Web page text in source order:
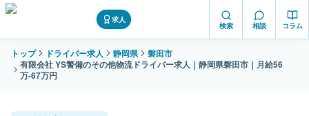
求人
検索 相談 コラム
トップ ドライバー求人 静岡県
磐田市
有限会社 YS警備のその他物流ドライバー求人｜静岡県磐田市｜月給56
万-67万円